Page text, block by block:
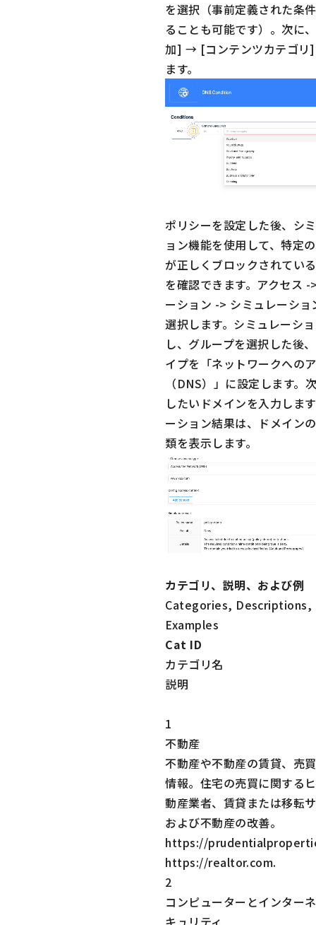
を選択（事前定義された条
ることも可能です）。次に
加] → [コンテンツカテゴリ
ます。
ポリシーを設定した後、シ
ョン機能を使用して、特定
が正しくブロックされてい
を確認できます。アクセス -
ーション -> シミュレーショ
選択します。シミュレーシ
し、グループを選択した後
イプを「ネットワークへの
（DNS）」に設定します。
したいドメインを入力しま
ーション結果は、ドメイン
類を表示します。
カテゴリ、説明、および例
Categories, Descriptions,
Examples
Cat ID
カテゴリ名
説明
1
不動産
不動産や不動産の賃貸、売
情報。住宅の売買に関する
動産業者、賃貸または移転
および不動産の改善。
https://
https://realtor.com.
2
コンピューターとインター
キュリティ